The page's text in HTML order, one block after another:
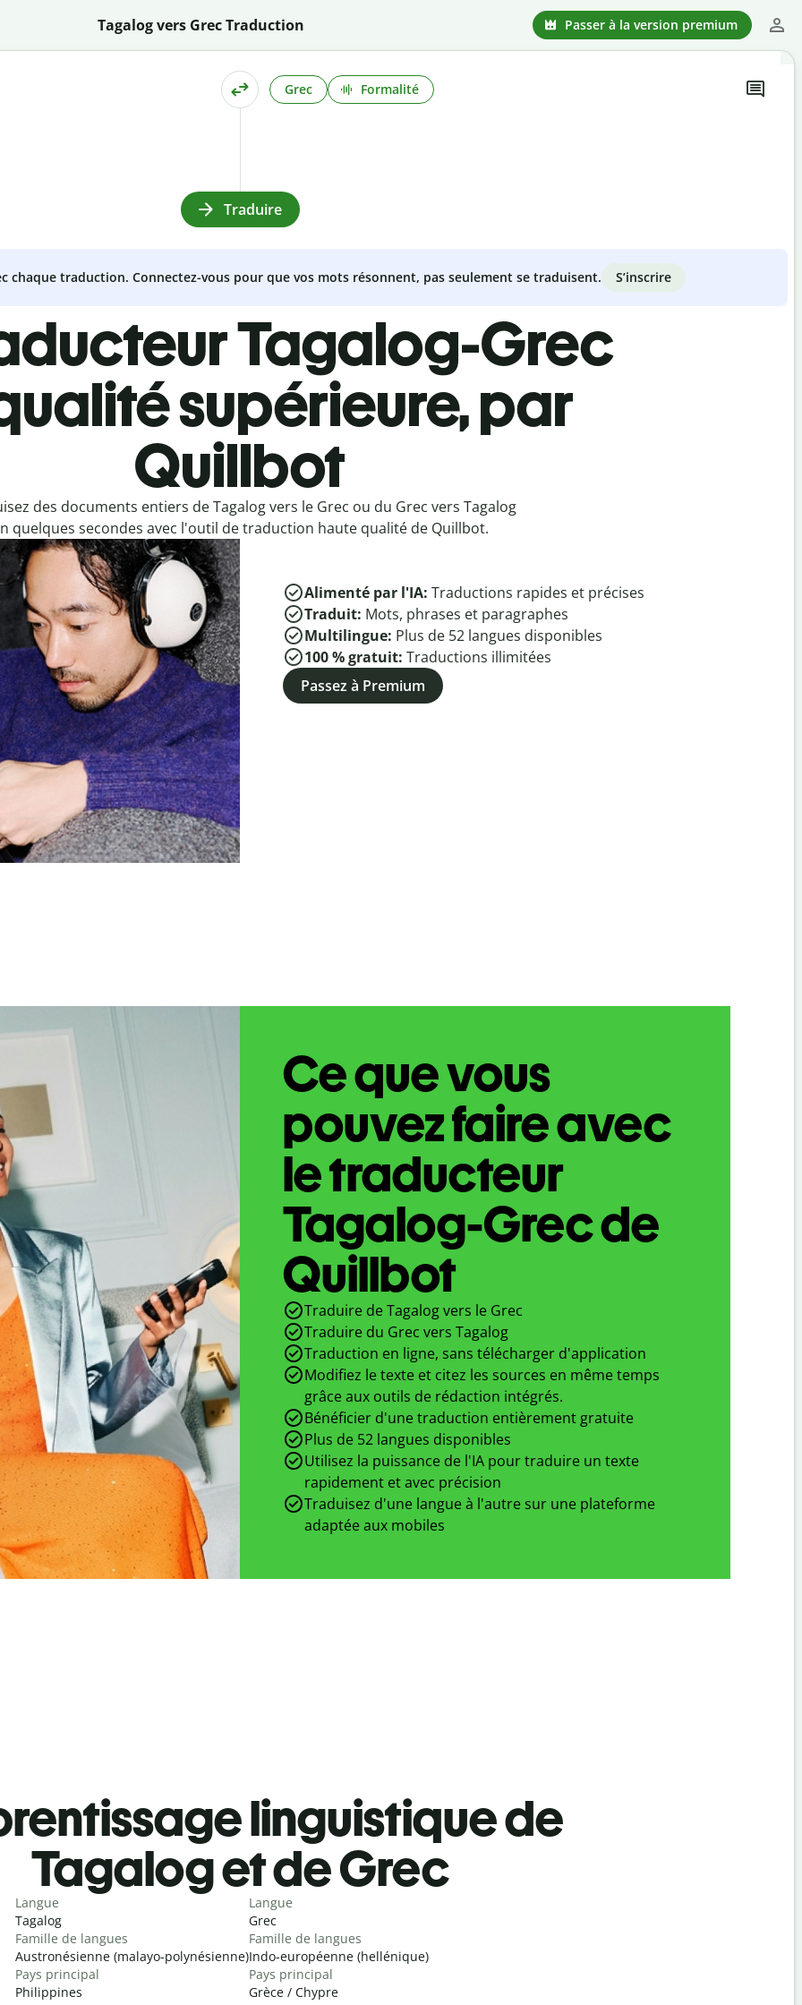
Tagalog vers Grec Traduction Passer à la version premium
Grec Formalité
Traduire
chaque traduction. Connectez-vous pour que vos mots résonnent, pas seulement se traduisent. S’inscrire
Tagalog-Grec
supérieure, par
Quillbot
des documents entiers de Tagalog vers le Grec ou du Grec vers Tagalog
quelques secondes avec l'outil de traduction haute qualité de Quillbot.
Alimenté par l'IA: Traductions rapides et précises
Traduit: Mots, phrases et paragraphes
Multilingue: Plus de 52 langues disponibles
100 % gratuit: Traductions illimitées
Passez à Premium
Ce que vous
pouvez faire avec
le traducteur
Tagalog-Grec de
Quillbot
Traduire de Tagalog vers le Grec
Traduire du Grec vers Tagalog
Traduction en ligne, sans télécharger d'application
Modifiez le texte et citez les sources en même temps
grâce aux outils de rédaction intégrés.
Bénéficier d'une traduction entièrement gratuite
Plus de 52 langues disponibles
Utilisez la puissance de l'IA pour traduire un texte
rapidement et avec précision
Traduisez d'une langue à l'autre sur une plateforme
adaptée aux mobiles
linguistique de
Tagalog et de Grec
Langue
Tagalog
Famille de langues
Austronésienne (malayo-polynésienne)
Pays principal
Philippines
Langue
Grec
Famille de langues
Indo-européenne (hellénique)
Pays principal
Grèce / Chypre